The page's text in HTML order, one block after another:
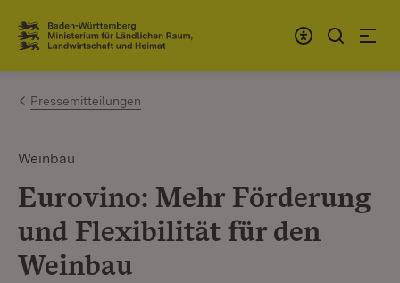
Zum Inhalt springen
Link zur Startseite
Pressemitteilungen
Weinbau
Eurovino: Mehr Förderung
und Flexibilität für den
Weinbau